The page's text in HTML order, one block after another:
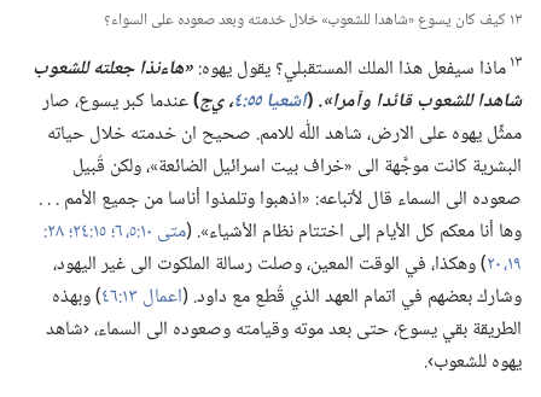
١٣ كيف كان يسوع «شاهدا للشعوب» خلال خدمته وبعد صعوده على السواء؟‏
١٣ماذا سيفعل هذا الملك المستقبلي؟‏ يقول يهوه:‏‏«هاءنذا جعلته للشعوب
شاهدا للشعوب قائدا وآمرا».‏(‏اشعيا ٥٥:‏٤ ‏،‏ ي‌ج‏)‏عندما كبر يسوع،‏ صار
ممثِّل يهوه على الارض،‏ شاهد اللّٰه للامم.‏ صحيح ان خدمته خلال حياته
البشرية كانت موجَّهة الى «خراف بيت اسرائيل الضائعة»،‏ ولكن قُبيل
صعوده الى السماء قال لأتباعه:‏ «اذهبوا وتلمذوا أناسا من جميع الأمم .‏ .‏ .‏
وها أنا معكم كل الأيام إلى اختتام نظام الأشياء».‏ (‏متى ١٠:‏​٥،‏ ٦؛‏
١٩،‏ ٢٠
‏)‏ وهكذا،‏ في الوقت المعين،‏ وصلت رسالة الملكوت الى غير اليهود،‏
وشارك بعضهم في اتمام العهد الذي قُطع مع داود.‏ (‏اعمال ١٣:‏٤٦
‏)‏ وبهذه
الطريقة بقي يسوع،‏ حتى بعد موته وقيامته وصعوده الى السماء،‏ ‹شاهد
يهوه للشعوب›.‏